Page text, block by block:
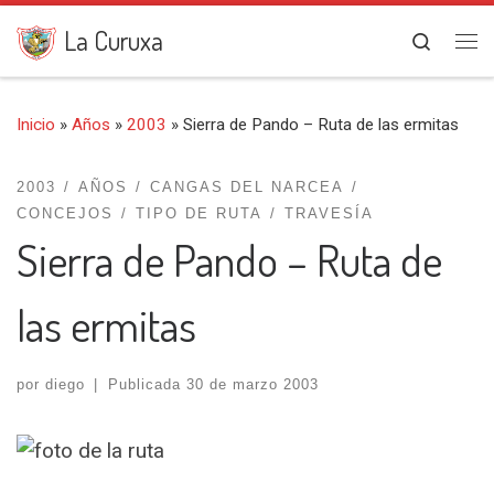
Saltar al contenido
La Curuxa
Search
Inicio » Años » 2003 » Sierra de Pando – Ruta de las ermitas
2003 AÑOS
CANGAS DEL NARCEA
CONCEJOS
TIPO DE RUTA TRAVESÍA
Sierra de Pando – Ruta de
las ermitas
por diego Publicada 30 de marzo 2003